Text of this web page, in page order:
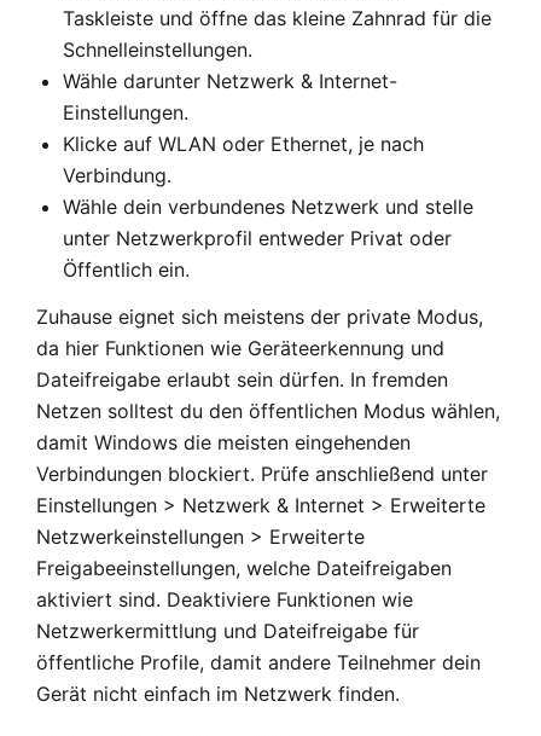
Taskleiste und öffne das kleine Zahnrad für die
Schnelleinstellungen.
Wähle darunter Netzwerk & Internet-
Einstellungen.
Klicke auf WLAN oder Ethernet, je nach
Verbindung.
Wähle dein verbundenes Netzwerk und stelle
unter Netzwerkprofil entweder Privat oder
Öffentlich ein.
Zuhause eignet sich meistens der private Modus,
da hier Funktionen wie Geräteerkennung und
Dateifreigabe erlaubt sein dürfen. In fremden
Netzen solltest du den öffentlichen Modus wählen,
damit Windows die meisten eingehenden
Verbindungen blockiert. Prüfe anschließend unter
Einstellungen > Netzwerk & Internet > Erweiterte
Netzwerkeinstellungen > Erweiterte
Freigabeeinstellungen, welche Dateifreigaben
aktiviert sind. Deaktiviere Funktionen wie
Netzwerkermittlung und Dateifreigabe für
öffentliche Profile, damit andere Teilnehmer dein
Gerät nicht einfach im Netzwerk finden.